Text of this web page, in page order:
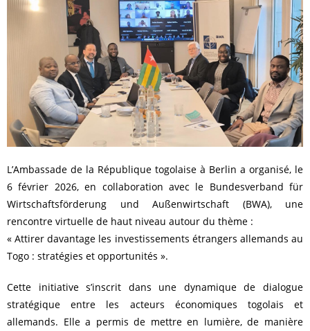
L’Ambassade de la République togolaise à Berlin a organisé, le
6 février 2026, en collaboration avec le Bundesverband für
Wirtschaftsförderung und Außenwirtschaft (BWA), une
rencontre virtuelle de haut niveau autour du thème :
« Attirer davantage les investissements étrangers allemands au
Togo : stratégies et opportunités ».
Cette initiative s’inscrit dans une dynamique de dialogue
stratégique entre les acteurs économiques togolais et
allemands. Elle a permis de mettre en lumière, de manière